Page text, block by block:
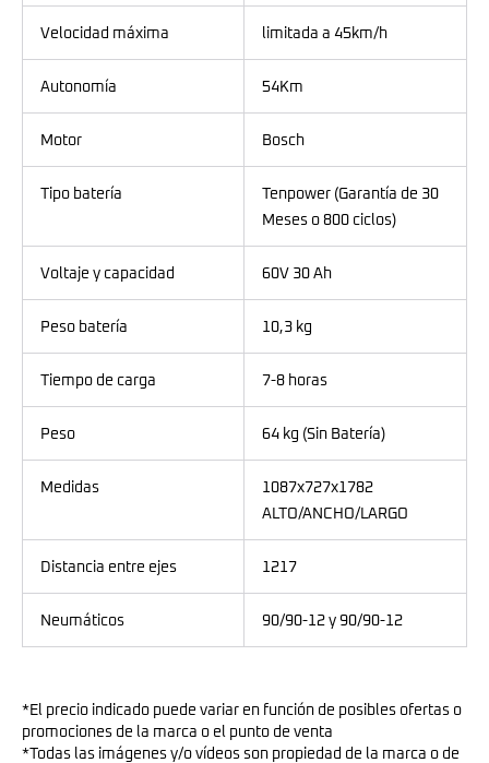
Velocidad máxima limitada a 45km/h
Autonomía 54Km
Motor Bosch
Tipo batería
Tenpower (Garantía de 30
Meses o 800 ciclos)
Voltaje y capacidad 60V 30 Ah
Peso batería 10,3 kg
Tiempo de carga 7-8 horas
Peso 64 kg (Sin Batería)
Medidas
1087x727x1782
ALTO/ANCHO/LARGO
Distancia entre ejes 1217
Neumáticos 90/90-12 y 90/90-12
*El precio indicado puede variar en función de posibles ofertas o
promociones de la marca o el punto de venta
*Todas las imágenes y/o vídeos son propiedad de la marca o de